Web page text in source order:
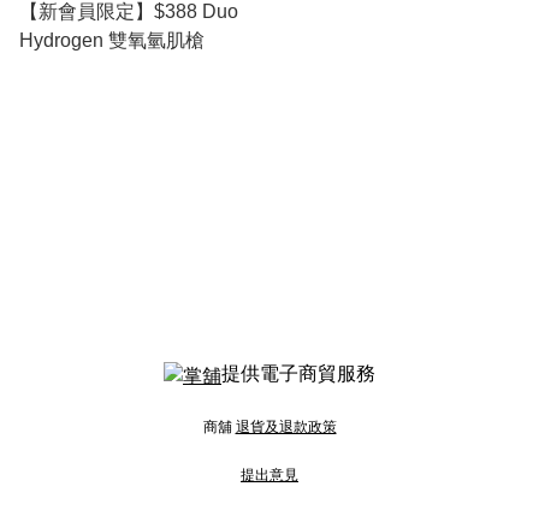
【新會員限定】$388 Duo
Hydrogen 雙氧氫肌槍
提供電子商貿服務
商舖 退貨及退款政策
提出意見